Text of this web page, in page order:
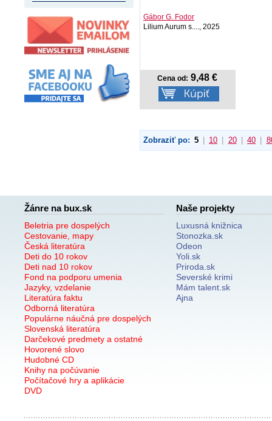
Gábor G. Fodor
Lilium Aurum s...., 2025
Cena od: 9,48 €
Zobraziť po: 5 10 20 40
Žánre na bux.sk
Beletria pre dospelých
Cestovanie, mapy
Česká literatúra
Deti do 10 rokov
Deti nad 10 rokov
Fond na podporu umenia
Jazyky, vzdelanie
Literatúra faktu
Odborná literatúra
Populárne náučná pre dospelých
Slovenská literatúra
Darčekové predmety a ostatné
Hovorené slovo
Hudobné CD
Knihy na počúvanie
Počítačové hry a aplikácie
DVD
Naše projekty
Luxusná knižnica
Stonozka.sk
Odeon
Yoli.sk
Priroda.sk
Severské krimi
Mám talent.sk
Ajna